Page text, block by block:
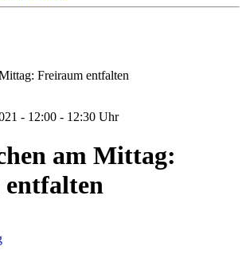
- 12:00 - 12:30 Uhr
am Mittag: